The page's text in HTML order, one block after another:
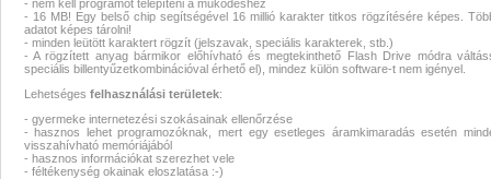
Hardveres billentyűzet naplózó -
Keylogger (USB)
- nem kell programot telepíteni a működéshez
- 16 MB! Egy belső chip segítségével 16 millió karakter titkos rögzítésére képes.
adatot képes tárolni!
- minden leütött karaktert rögzít (jelszavak, speciális karakterek, stb.)
- A rögzített anyag bármikor előhívható és megtekinthető Flash Drive módra
speciális billentyűzetkombinációval érhető el), mindez külön software-t nem igényel.
Lehetséges felhasználási területek:
- gyermeke internetezési szokásainak ellenőrzése
- hasznos lehet programozóknak, mert egy esetleges áramkimaradás esetén
visszahívható memóriájából
- hasznos információkat szerezhet vele
- féltékenység okainak eloszlatása :-)